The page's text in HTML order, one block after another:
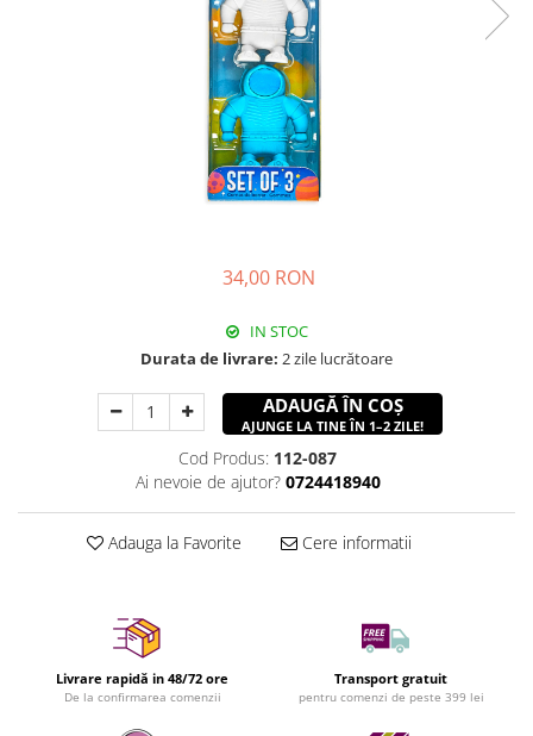
34,00 RON
IN STOC
Durata de livrare: 2 zile lucrătoare
ADAUGĂ ÎN COȘ
AJUNGE LA TINE ÎN 1–2 ZILE!
Cod Produs: 112-087
Ai nevoie de ajutor? 0724418940
Adauga la Favorite Cere informatii
Livrare rapidă in 48/72 ore
De la confirmarea comenzii
Transport gratuit
pentru comenzi de peste 399 lei